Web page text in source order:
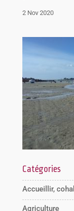
2 Nov 2020
Catégories
Accueillir,
Agriculture